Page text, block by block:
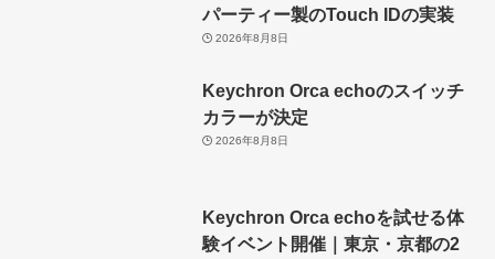
パーティー製のTouch IDの実装
2026年8月8日
Keychron Orca echoのスイッチ
カラーが決定
2026年8月8日
Keychron Orca echoを試せる体
験イベント開催｜東京・京都の2